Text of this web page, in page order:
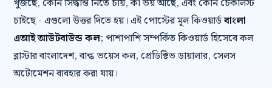
খুঁজছে, কোন সিদ্ধান্ত নিতে চায়, কী ভয় আছে, এবং কোন চেকলিস্ট
চাইছে - এগুলো উত্তর দিতে হয়। এই পোস্টের মূল কিওয়ার্ডবাংলা
এআই আউটবাউন্ড কল; পাশাপাশি সম্পর্কিত কিওয়ার্ড হিসেবে কল
ব্লাস্টার বাংলাদেশ, বাল্ক ভয়েস কল, প্রেডিক্টিভ ডায়ালার, সেলস
অটোমেশন ব্যবহার করা যায়।